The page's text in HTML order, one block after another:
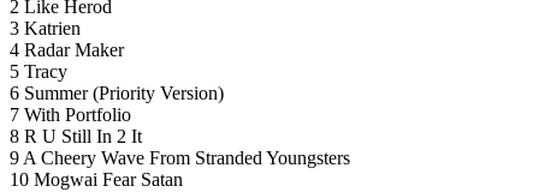
2 Like Herod
3 Katrien
4 Radar Maker
5 Tracy
6 Summer (Priority Version)
7 With Portfolio
8 R U Still In 2 It
9 A Cheery Wave From Stranded Youngsters
10 Mogwai Fear Satan